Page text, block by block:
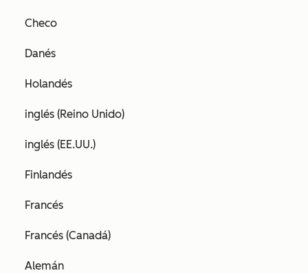
Checo
Danés
Holandés
inglés (Reino Unido)
inglés (EE.UU.)
Finlandés
Francés
Francés (Canadá)
Alemán